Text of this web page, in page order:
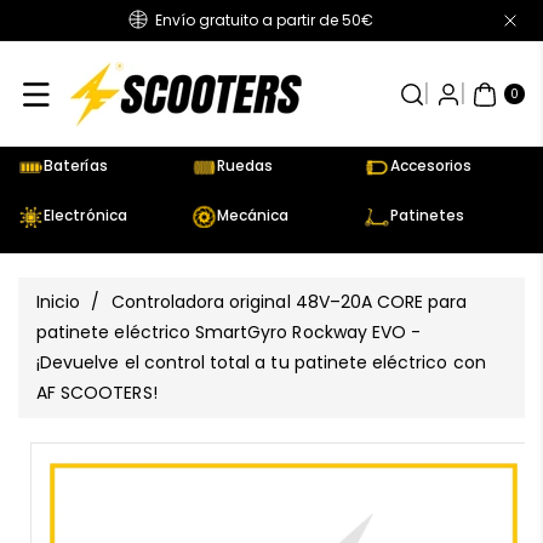
Envío gratuito a partir de 50€
0
AR
TÍC
UL
Baterías Ruedas Accesorios
Electrónica Mecánica Patinetes
Inicio / Controladora original 48V–20A CORE para
patinete eléctrico SmartGyro Rockway EVO -
¡Devuelve el control total a tu patinete eléctrico con
AF SCOOTERS!
A La